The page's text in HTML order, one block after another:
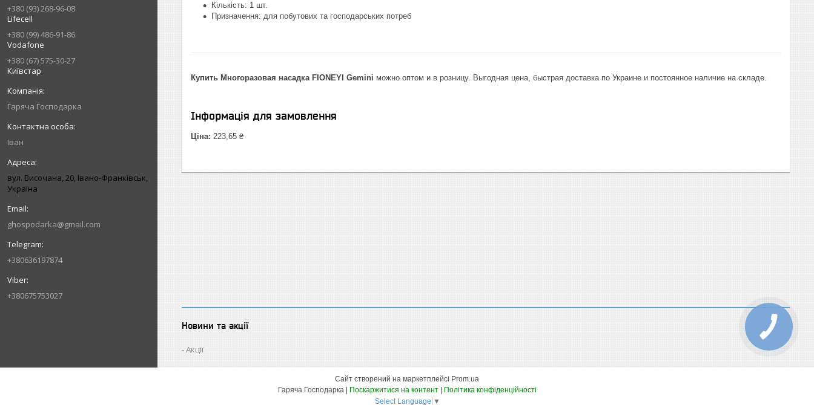
+380 (93) 268-96-08
Lifecell
+380 (99) 486-91-86
Vodafone
+380 (67) 575-30-27
Київстар
Гаряча Господарка
Іван
вул. Височана, 20, Івано-Франківськ,
Україна
ghospodarka@gmail.com
+380636197874
+380675753027
Кількість: 1 шт.
Призначення: для побутових та господарських потреб
Купить Многоразовая насадка FIONEYI Gemini можно оптом и в розницу. Выгодная цена, быстрая доставка по Украине и постоянное наличие на складе.
Інформація для замовлення
Ціна: 223,65 ₴
Новини та акції
Акції
Сайт створений на маркетплейсі Prom.ua
Поскаржитися на контент
Політика конфіденційності
Select Language ▼